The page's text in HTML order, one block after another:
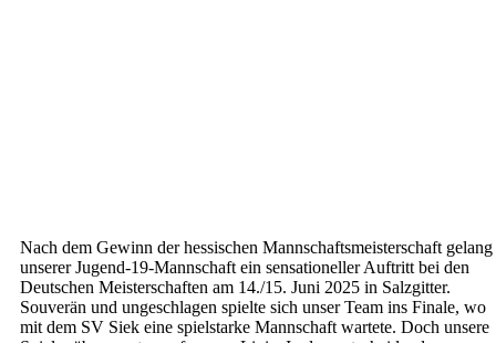
Nach dem Gewinn der hessischen Mannschaftsmeisterschaft gelang
unserer Jugend-19-Mannschaft ein sensationeller Auftritt bei den
Deutschen Meisterschaften am 14./15. Juni 2025 in Salzgitter.
Souverän und ungeschlagen spielte sich unser Team ins Finale, wo
mit dem SV Siek eine spielstarke Mannschaft wartete. Doch unsere